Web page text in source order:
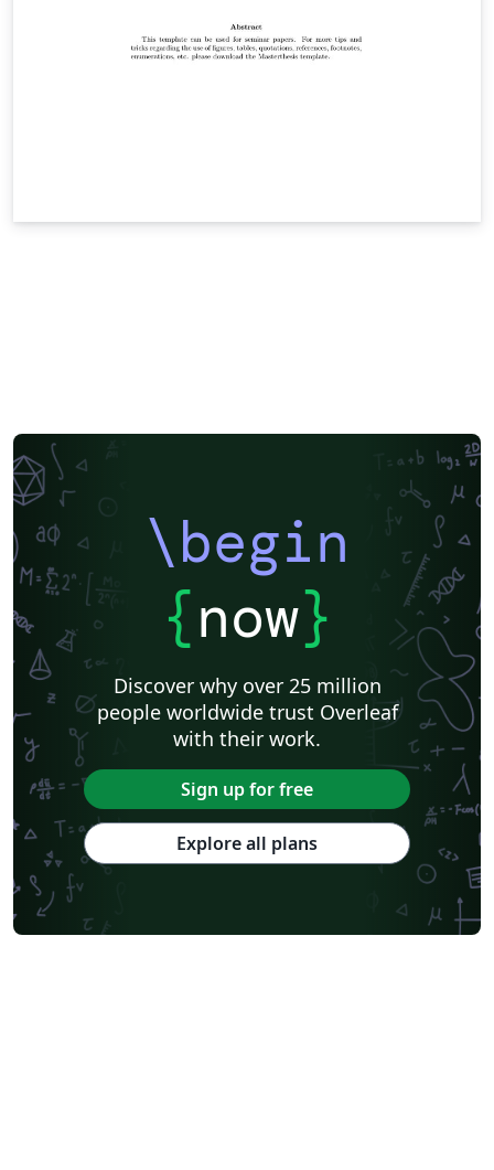
\begin
{now}
Discover why over 25 million
people worldwide trust Overleaf
with their work.
Sign up for free
Explore all plans